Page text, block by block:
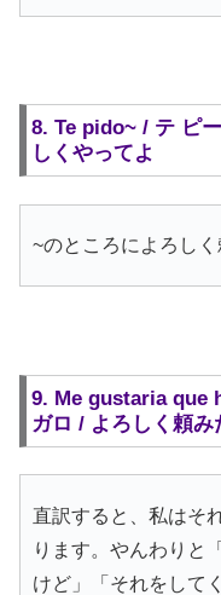
8. Te pido~ / テ ピ
しくやってよ
~のところによろしく
9. Me gustaria que
ガロ / よろしく頼み
直訳すると、私はそ
ります。やんわりと
けど」「それをして